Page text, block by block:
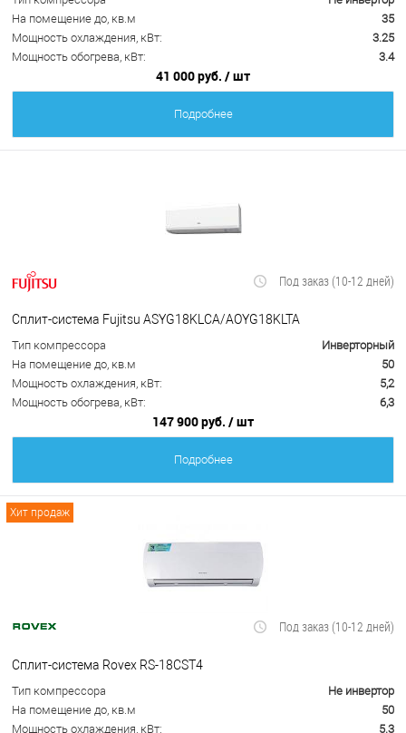
На помещение до, кв.м
35
Мощность охлаждения, кВт:
3.25
Мощность обогрева, кВт:
3.4
41 000 руб. / шт
Подробнее
Под заказ (10-12 дней)
Сплит-система Fujitsu ASYG18KLCA/AOYG18KLTA
Тип компрессора
Инверторный
На помещение до, кв.м
50
Мощность охлаждения, кВт:
5,2
Мощность обогрева, кВт:
6,3
147 900 руб. / шт
Подробнее
Хит продаж
Под заказ (10-12 дней)
Сплит-система Rovex RS-18CST4
Тип компрессора
Не инвертор
На помещение до, кв.м
50
Мощность охлаждения, кВт:
5.3